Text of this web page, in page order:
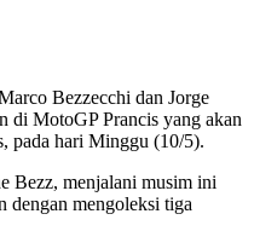
Bezzecchi dan Jorge
di MotoGP Prancis yang akan
pada hari Minggu (10/5).
Bezz, menjalani musim ini
dengan mengoleksi tiga